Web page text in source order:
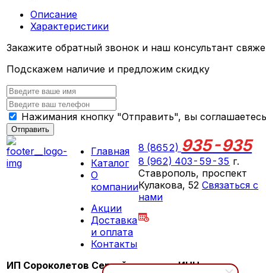
Описание
Характеристики
Закажите обратный звонок и наш консультант
Подскажем наличие и предложим скидку
Нажимания кнопку "Отправить", вы
Отправить
Главная
Каталог
О
компании
Акции
Доставка
и оплата
Контакты
8 (8652) 935-935
8 (962) 403-59-35 г.
Ставрополь, проспект
Кулакова, 52Связаться с
нами
ИП Сороколетов Сергей
ИНН: